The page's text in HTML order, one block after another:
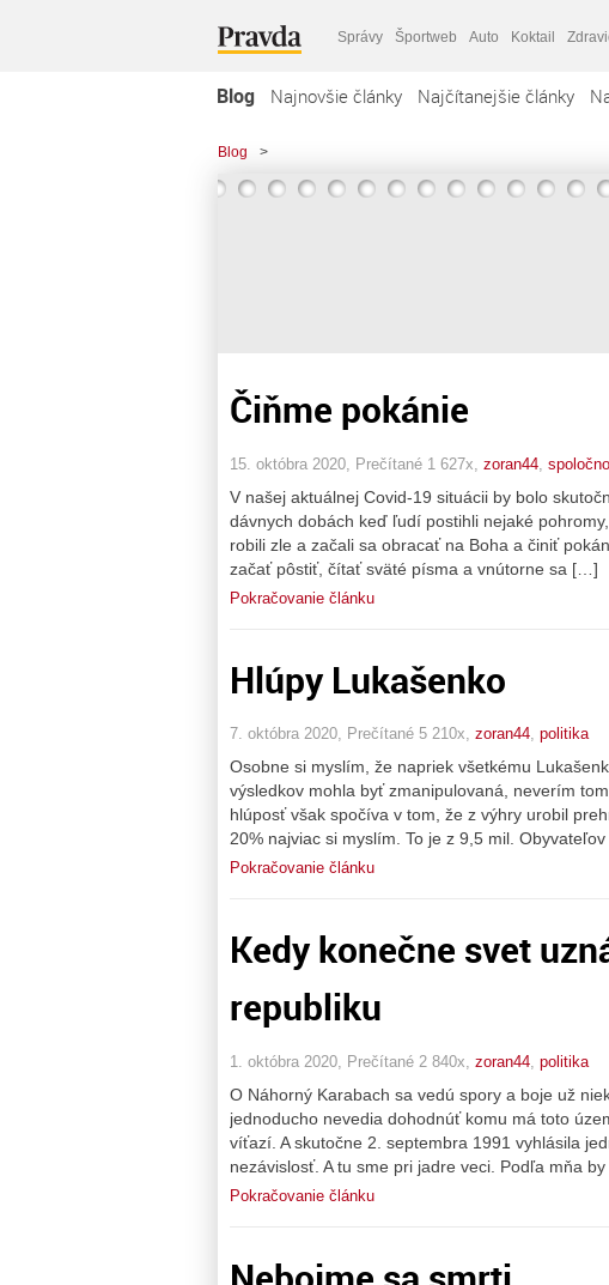
Správy Športweb Auto Koktail
Blog Najnovšie články Najčítanejšie články
Blog >
Čiňme pokánie
15. októbra 2020, Prečítané 1 627x, zoran44
V našej aktuálnej Covid-19 situácii by bolo
dávnych dobách keď ľudí postihli nejaké
robili zle a začali sa obracať na Boha a činiť
začať pôstiť, čítať sväté písma a vnútorne sa […]
Pokračovanie článku
Hlúpy Lukašenko
7. októbra 2020, Prečítané 5 210x, zoran44, politika
Osobne si myslím, že napriek všetkému
výsledkov mohla byť zmanipulovaná, neverím
hlúposť však spočíva v tom, že z výhry urobil
20% najviac si myslím. To je z 9,5 mil.
Pokračovanie článku
Kedy konečne svet
republiku
1. októbra 2020, Prečítané 2 840x, zoran44 politika
O Náhorný Karabach sa vedú spory a boje už
jednoducho nevedia dohodnúť komu má toto
víťazí. A skutočne 2. septembra 1991 vyhlásila
nezávislosť. A tu sme pri jadre veci. Podľa mňa
Pokračovanie článku